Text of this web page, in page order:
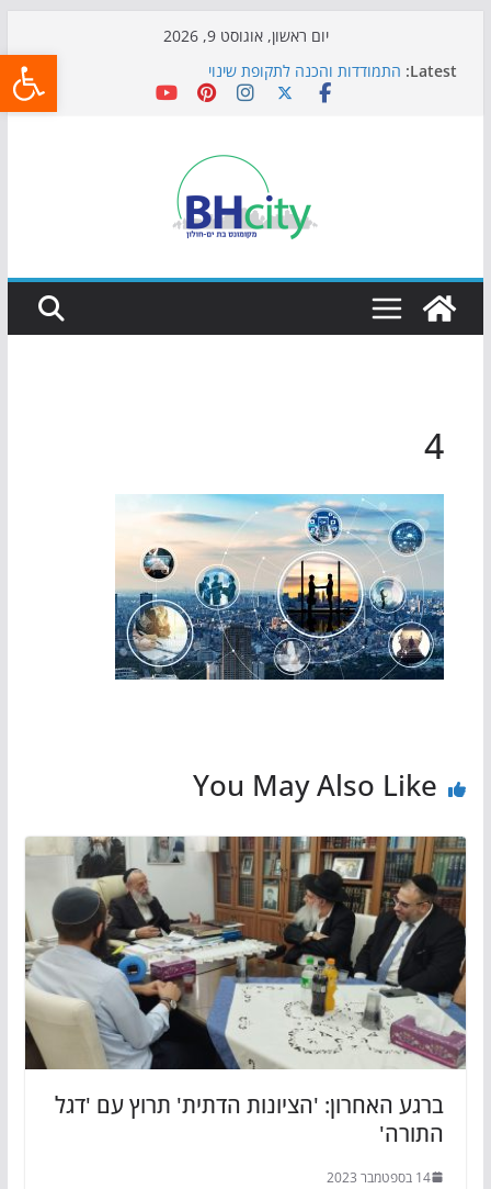
יום ראשון, אוגוסט 9, 2026
Latest: התמודדות והכנה לתקופת שינוי
אי ההרפתקאות ממשיך לכבוש את הגינות: מאות משפחות
כדורגל באווירה מיוחדת: הקרנת גמר המונדיאל בטרמינל
הקיץ של בני הנוער בבת־ים: חוף הריביירה הופך למרחב
בטוח בשעות הערב
4
You May Also Like
ברגע האחרון: 'הציונות הדתית' תרוץ עם 'דגל
התורה'
14 בספטמבר 2023